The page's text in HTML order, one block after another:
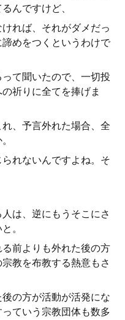
んですけど、
れば、それがダメだっ
めをつくというわけで
て聞いたので、一切投
祈りに全てを捧げま
、予言外れた場合、全
れないんですよね。そ
は、逆にもうそこにさ
。
前よりも外れた後の方
教を布教する熱意もさ
の方が活動が活発にな
ていう宗教団体も数多